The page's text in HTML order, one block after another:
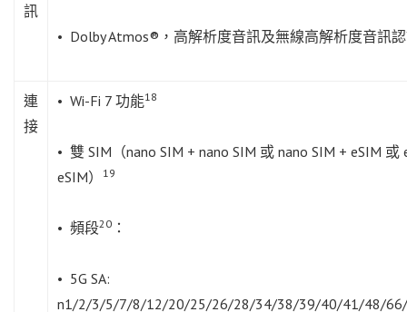
訊
• Dolby Atmos®，高解析度音訊及無線高解析度音訊
連
接
• Wi-Fi 7 功能18
• 雙 SIM（nano SIM + nano SIM 或 nano SIM + eSIM 或
eSIM）
19
• 頻段20 ：
• 5G SA:
n1/2/3/5/7/8/12/20/25/26/28/34/38/39/40/41/48/